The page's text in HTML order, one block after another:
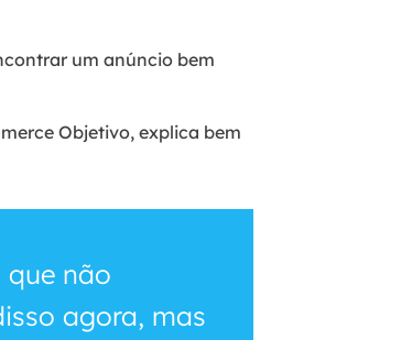
um anúncio bem
Objetivo, explica bem
que não
agora, mas